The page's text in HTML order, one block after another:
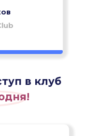
в клуб